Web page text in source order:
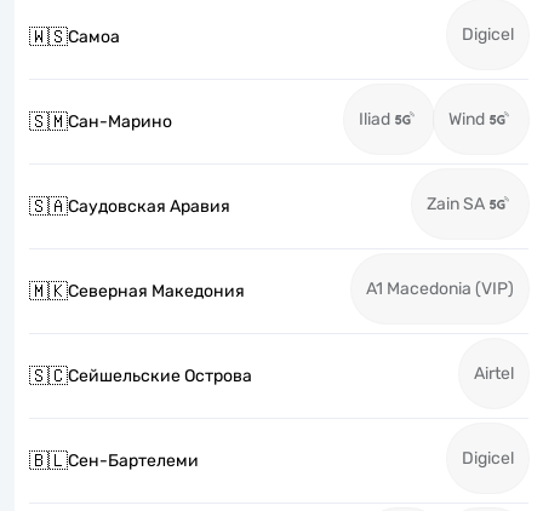
🇼🇸Самоа Digicel
🇸🇲Сан-Марино Iliad Wind
🇸🇦Саудовская Аравия Zain SA
🇲🇰Северная Македония A1 Macedonia (VIP)
🇸🇨Сейшельские Острова Airtel
🇧🇱Сен-Бартелеми Digicel